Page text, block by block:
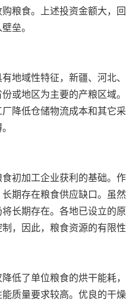
粮食。上述投资金额大，
垒。
地域性特征，新疆、河北
或地区为主要的产粮区域
降低仓储物流成本和其它
初加工企业获利的基础。
期存在粮食供应缺口。虽
长期存在。各地已设立的
，因此，粮食资源的有限
降低了单位粮食的烘干能耗
质量要求较高。优良的干